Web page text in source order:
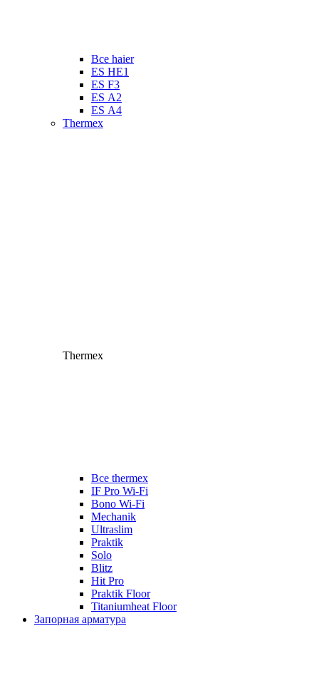
Все haier
ES HE1
ES F3
ES А2
ES А4
Thermex
Thermex
Все thermex
IF Pro Wi-Fi
Bono Wi-Fi
Mechanik
Ultraslim
Praktik
Solo
Blitz
Hit Pro
Praktik Floor
Titaniumheat Floor
Запорная арматура